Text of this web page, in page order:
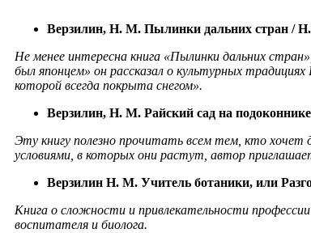
Верзилин, Н. М. Пылинки дальних стран / Н.
Не менее интересна книга «Пылинки дальних
был японцем» он рассказал о культурных
которой всегда покрыта снегом».
Верзилин, Н. М. Райский сад на
Эту книгу полезно прочитать всем тем, кто
условиями, в которых они растут, автор
Верзилин Н. М. Учитель ботаники, или
Книга о сложности и привлекательности
воспитателя и биолога.